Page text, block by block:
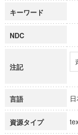
キーワード
NDC
注記
言語
資源タイプ